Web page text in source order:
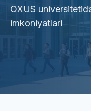
OXUS
imkoniyatlari